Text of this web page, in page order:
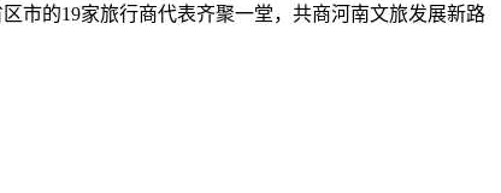
市的19家旅行商代表齐聚一堂，共商河南文旅发展新路